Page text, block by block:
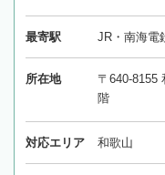
最寄駅 JR・南海電
所在地
〒640-8155
階
対応エリア 和歌山